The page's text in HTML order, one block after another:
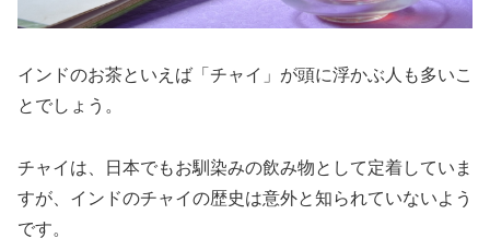
インドのお茶といえば「チャイ」が頭に浮かぶ人も多いこ
とでしょう。
チャイは、日本でもお馴染みの飲み物として定着していま
すが、インドのチャイの歴史は意外と知られていないよう
です。